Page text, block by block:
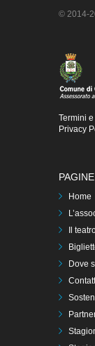
© 2014-
Termini
Privacy
Home
Il
Dove